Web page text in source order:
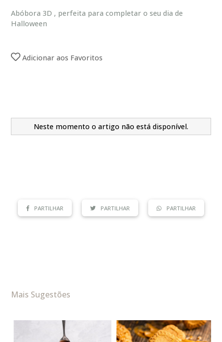
Abóbora 3D , perfeita para completar o seu dia de
Halloween
Adicionar aos Favoritos
Neste momento o artigo não está disponível.
PARTILHAR PARTILHAR PARTILHAR
Mais Sugestões